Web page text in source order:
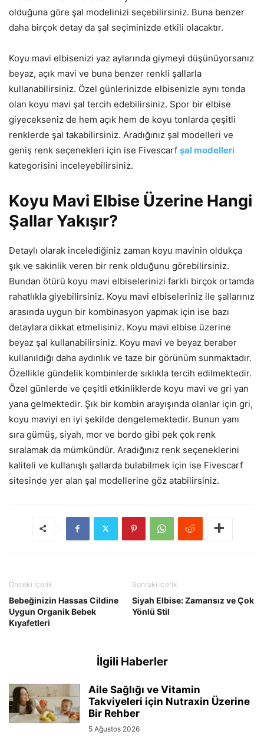
olduğuna göre şal modelinizi seçebilirsiniz. Buna benzer
daha birçok detay da şal seçiminizde etkili olacaktır.
Koyu mavi elbisenizi yaz aylarında giymeyi düşünüyorsanız
beyaz, açık mavi ve buna benzer renkli şallarla
kullanabilirsiniz. Özel günlerinizde elbisenizle aynı tonda
olan koyu mavi şal tercih edebilirsiniz. Spor bir elbise
giyecekseniz de hem açık hem de koyu tonlarda çeşitli
renklerde şal takabilirsiniz. Aradığınız şal modelleri ve
geniş renk seçenekleri için ise Fivescarf şal modelleri
kategorisini inceleyebilirsiniz.
Koyu Mavi Elbise Üzerine Hangi
Şallar Yakışır?
Detaylı olarak incelediğiniz zaman koyu mavinin oldukça
şık ve sakinlik veren bir renk olduğunu görebilirsiniz.
Bundan ötürü koyu mavi elbiselerinizi farklı birçok ortamda
rahatlıkla giyebilirsiniz. Koyu mavi elbiseleriniz ile şallarınız
arasında uygun bir kombinasyon yapmak için ise bazı
detaylara dikkat etmelisiniz. Koyu mavi elbise üzerine
beyaz şal kullanabilirsiniz. Koyu mavi ve beyaz beraber
kullanıldığı daha aydınlık ve taze bir görünüm sunmaktadır.
Özellikle gündelik kombinlerde sıklıkla tercih edilmektedir.
Özel günlerde ve çeşitli etkinliklerde koyu mavi ve gri yan
yana gelmektedir. Şık bir kombin arayışında olanlar için gri,
koyu maviyi en iyi şekilde dengelemektedir. Bunun yanı
sıra gümüş, siyah, mor ve bordo gibi pek çok renk
sıralamak da mümkündür. Aradığınız renk seçeneklerini
kaliteli ve kullanışlı şallarda bulabilmek için ise Fivescarf
sitesinde yer alan şal modellerine göz atabilirsiniz.
Önceki İçerik
Bebeğinizin Hassas Cildine
Uygun Organik Bebek
Kıyafetleri
Sonraki İçerik
Siyah Elbise: Zamansız ve Çok
Yönlü Stil
İlgili Haberler
Aile Sağlığı ve Vitamin
Takviyeleri için Nutraxin Üzerine
Bir Rehber
5 Ağustos 2026